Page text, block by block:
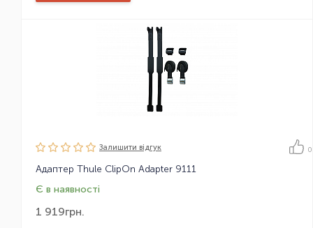
Залишити вiдгук 0
Адаптер Thule ClipOn Adapter 9111
Є в наявності
1 919грн.